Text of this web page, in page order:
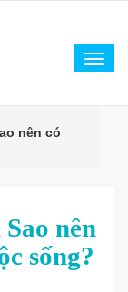
nên có
nên
sống?